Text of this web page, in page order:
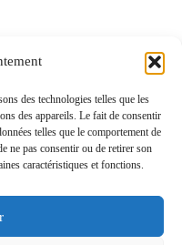
des technologies telles que les
des appareils. Le fait de consentir
telles que le comportement de
ne pas consentir ou de retirer son
caractéristiques et fonctions.